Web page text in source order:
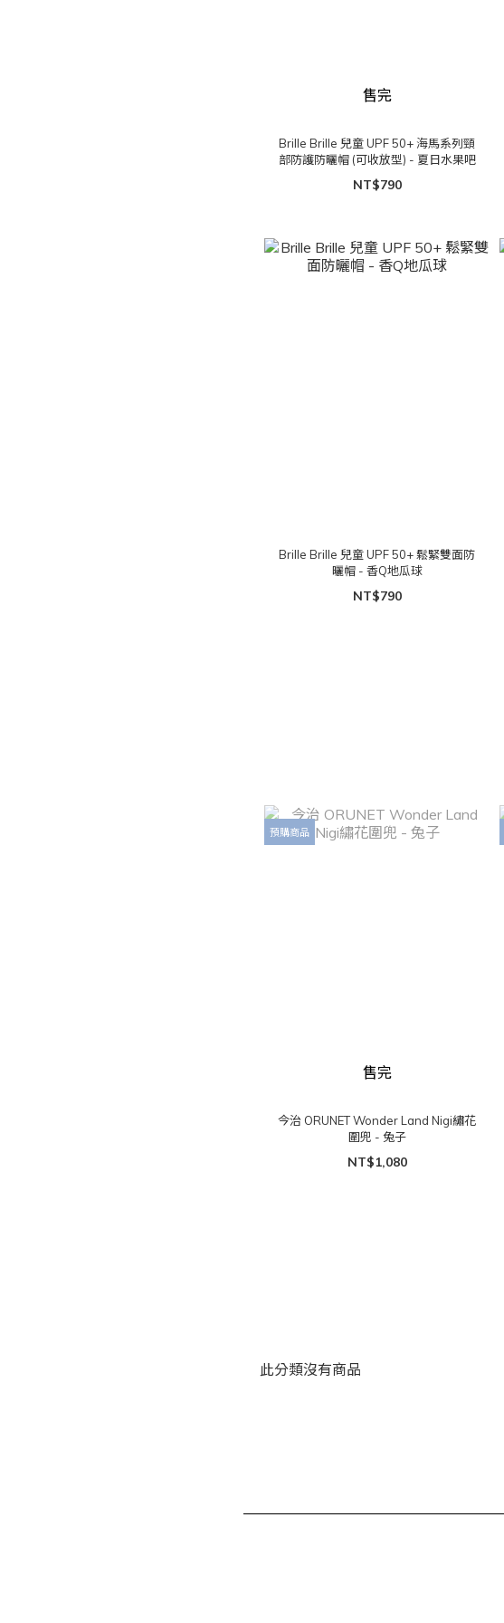
售完
Brille Brille 兒童 UPF 50+ 海馬系列頸
部防護防曬帽 (可收放型) - 夏日水果吧
NT$790
Brille Brille 兒童 UPF 50+ 鬆緊雙面防
曬帽 - 香Q地瓜球
NT$790
預購商品
售完
今治 ORUNET Wonder Land Nigi繡花
圍兜 - 兔子
NT$1,080
此分類沒有商品